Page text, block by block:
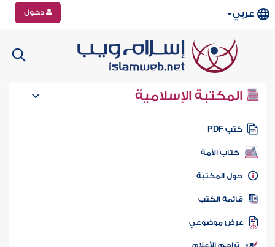
عربي دخول
المكتبة الإسلامية
كتب PDF
كتاب الأمة
المكتبة
الكتب